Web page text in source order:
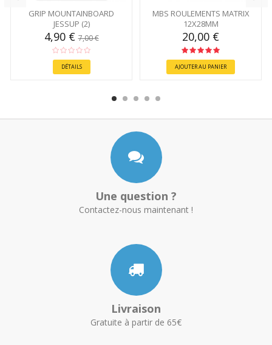
GRIP MOUNTAINBOARD
JESSUP (2)
4,90 €7,00 €
DÉTAILS
MBS ROULEMENTS MATRIX
12X28MM
20,00 €
AJOUTER AU PANIER
Une question ?
Contactez-nous maintenant !
Livraison
Gratuite à partir de 65€